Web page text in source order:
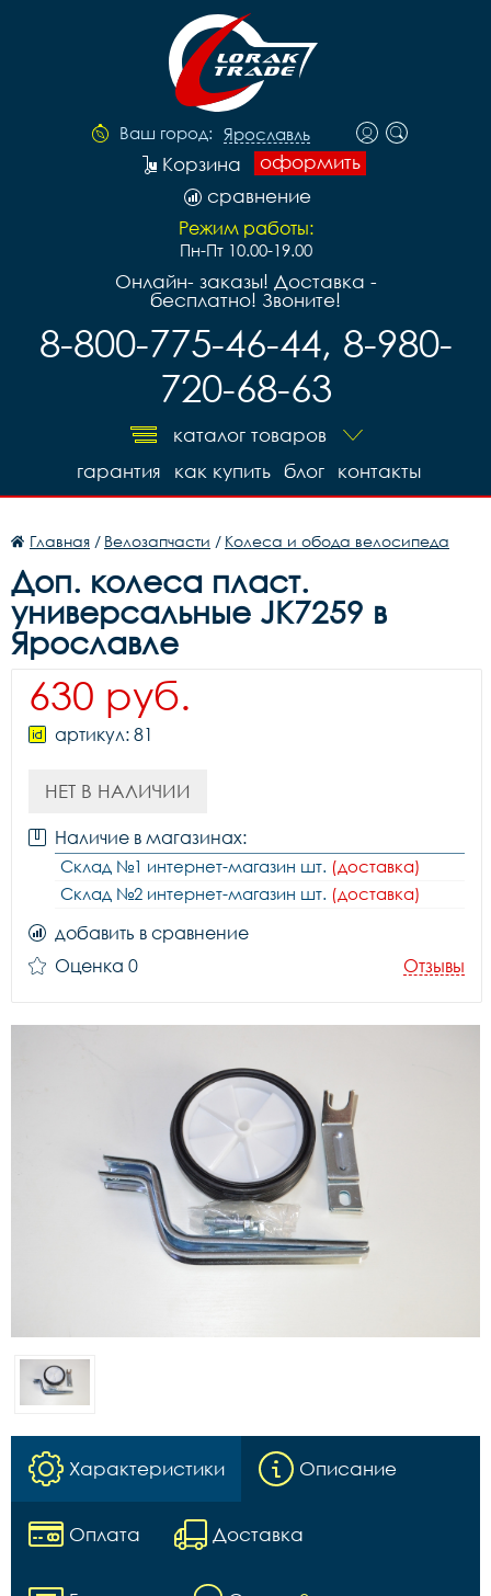
Ваш город: Ярославль
оформить
Корзина
сравнение
Режим работы:
Пн-Пт 10.00-19.00
Онлайн- заказы! Доставка -
бесплатно! Звоните!
8-800-775-46-44, 8-980-
720-68-63
каталог товаров
контакты
блог
как купить
гарантия
Главная / Велозапчасти / Колеса и обода велосипеда
Доп. колеса пласт.
универсальные JK7259 в
Ярославле
630 руб.
артикул: 81
НЕТ В НАЛИЧИИ
Наличие в магазинах:
Склад №1 интернет-магазин шт. (доставка)
Склад №2 интернет-магазин шт. (доставка)
добавить в сравнение
Оценка 0
Отзывы
Характеристики Описание
Оплата Доставка